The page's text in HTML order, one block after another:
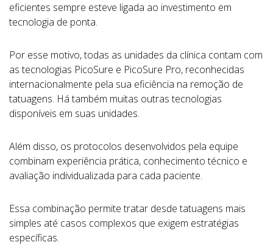
eficientes sempre esteve ligada ao investimento em
tecnologia de ponta.
Por esse motivo, todas as unidades da clínica contam com
as tecnologias PicoSure e PicoSure Pro, reconhecidas
internacionalmente pela sua eficiência na remoção de
tatuagens. Há também muitas outras tecnologias
disponíveis em suas unidades.
Além disso, os protocolos desenvolvidos pela equipe
combinam experiência prática, conhecimento técnico e
avaliação individualizada para cada paciente.
Essa combinação permite tratar desde tatuagens mais
simples até casos complexos que exigem estratégias
específicas.